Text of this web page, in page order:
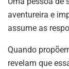
aventureira e
assume as
Quando
revelam que